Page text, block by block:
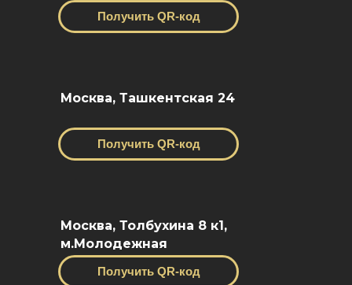
Получить QR-код
Москва, Ташкентская 24
Получить QR-код
Москва, Толбухина 8 к1,
м.Молодежная
Получить QR-код